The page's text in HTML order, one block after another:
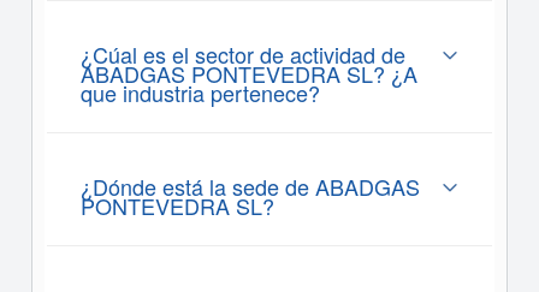
¿Cúal es el sector de actividad de
ABADGAS PONTEVEDRA SL? ¿A
que industria pertenece?
¿Dónde está la sede de ABADGAS
PONTEVEDRA SL?